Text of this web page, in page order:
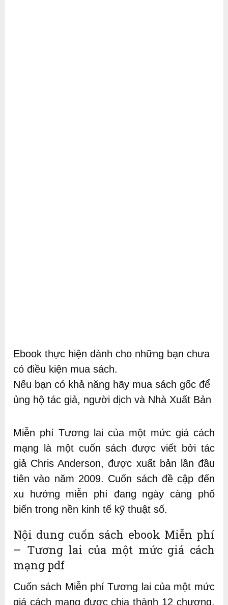
Ebook thực hiện dành cho những bạn chưa
có điều kiện mua sách.
Nếu bạn có khả năng hãy mua sách gốc để
ủng hộ tác giả, người dịch và Nhà Xuất Bản
Miễn phí Tương lai của một mức giá cách
mạng là một cuốn sách được viết bởi tác
giả Chris Anderson, được xuất bản lần đầu
tiên vào năm 2009. Cuốn sách đề cập đến
xu hướng miễn phí đang ngày càng phổ
biến trong nền kinh tế kỹ thuật số.
Nội dung cuốn sách ebook Miễn phí
– Tương lai của một mức giá cách
mạng pdf
Cuốn sách Miễn phí Tương lai của một mức
giá cách mạng được chia thành 12 chương,